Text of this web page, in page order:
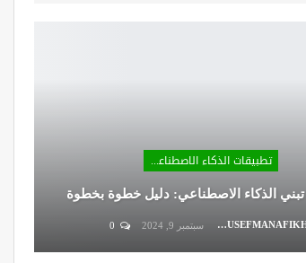
تطبيقات الذكاء الاصطناعي
تبني الذكاء الاصطناعي: دليل خطوة بخطوة
DR.YOUSEFMANAFIKHI سبتمبر 9, 2024